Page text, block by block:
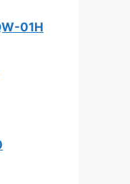
01H